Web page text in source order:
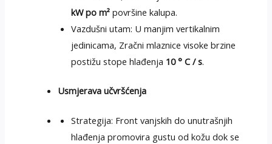
kW po m² površine kalupa.
Vazdušni utam: U manjim vertikalnim
jedinicama, Zračni mlaznice visoke brzine
postižu stope hlađenja 10 ° C / s.
Usmjerava učvršćenja
Strategija: Front vanjskih do unutrašnjih
hlađenja promovira gustu od kožu dok se